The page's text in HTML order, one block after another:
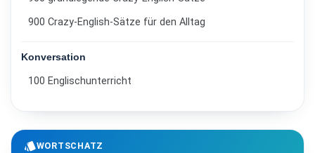
900 Crazy-English-Sätze für den Alltag
Konversation
100 Englischunterricht
styleWORTSCHATZ